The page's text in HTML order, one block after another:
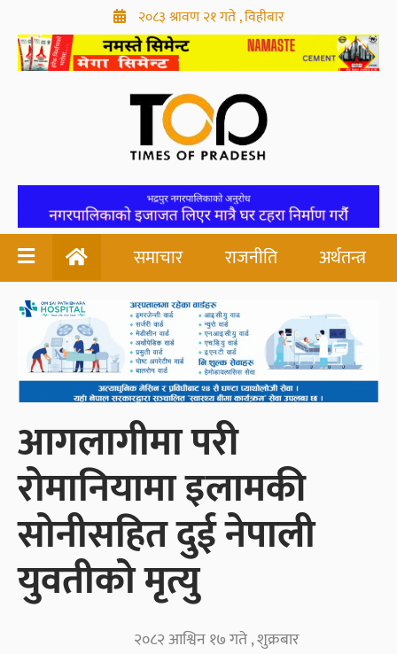
२०८३ श्रावण २१ गते , विहीबार
समाचार राजनीति अर्थतन्त्र
आगलागीमा परी
रोमानियामा इलामकी
सोनीसहित दुई नेपाली
युवतीको मृत्यु
२०८२ आश्विन १७ गते , शुक्रबार